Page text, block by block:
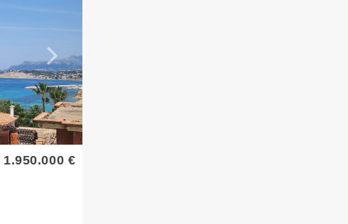
Next
1.950.000 €